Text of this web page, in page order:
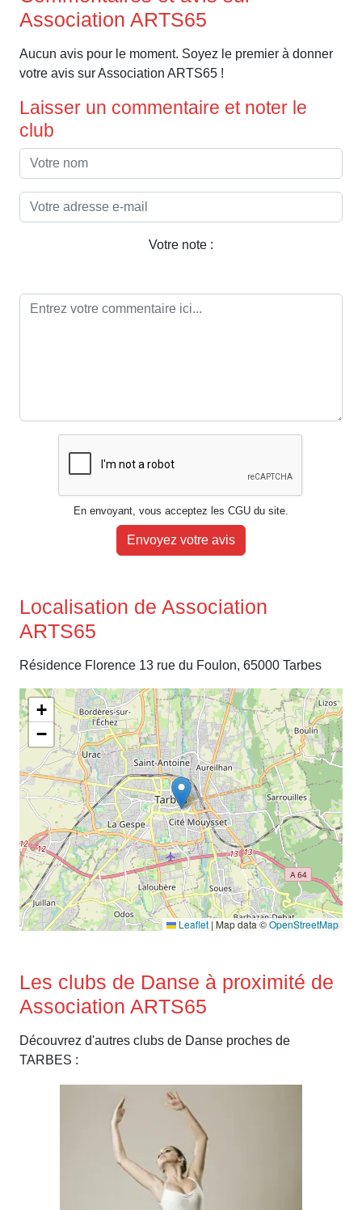
Association ARTS65
Aucun avis pour le moment. Soyez le premier à donner
votre avis sur Association ARTS65 !
Laisser un commentaire et noter le
club
Votre note :
En envoyant, vous acceptez les CGU du site.
Envoyez votre avis
Localisation de Association
ARTS65
Résidence Florence 13 rue du Foulon, 65000 Tarbes
+
−
Leaflet | Map data ©OpenStreetMap
Les clubs de Danse à proximité de
Association ARTS65
Découvrez d'autres clubs de Danse proches de
TARBES :